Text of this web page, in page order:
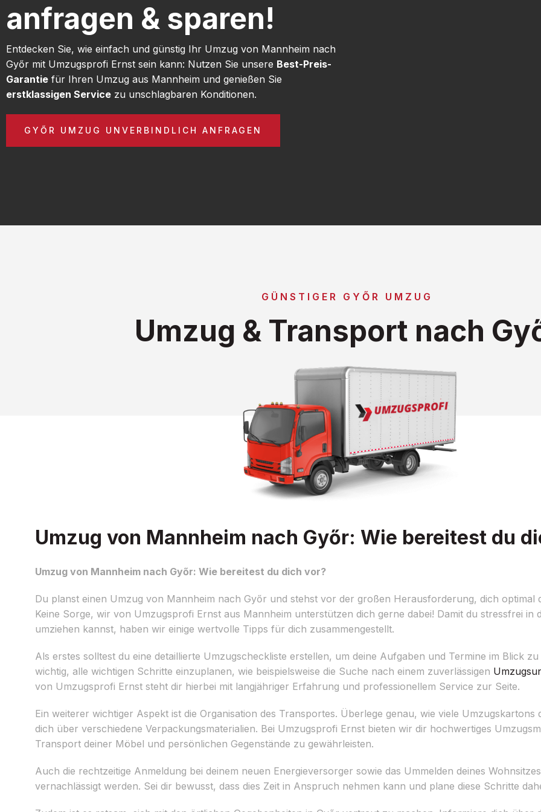
anfragen & sparen!
Entdecken Sie, wie einfach und günstig Ihr Umzug von Mannheim nach
Győr mit Umzugsprofi Ernst sein kann: Nutzen Sie unsere Best-Preis-
Garantie für Ihren Umzug aus Mannheim und genießen Sie
erstklassigen Service zu unschlagbaren Konditionen.
GYŐR UMZUG UNVERBINDLICH ANFRAGEN
GÜNSTIGER GYŐR UMZUG
Umzug & Transport nach
Umzug von Mannheim nach Győr: Wie bereitest du
Umzug von Mannheim nach Győr: Wie bereitest du dich vor?
Du planst einen Umzug von Mannheim nach Győr und stehst vor der großen Herausforderung, dich optimal
Keine Sorge, wir von Umzugsprofi Ernst aus Mannheim unterstützen dich gerne dabei! Damit du stressfrei in
umziehen kannst, haben wir einige wertvolle Tipps für dich zusammengestellt.
Als erstes solltest du eine detaillierte Umzugscheckliste erstellen, um deine Aufgaben und Termine im Blick
wichtig, alle wichtigen Schritte einzuplanen, wie beispielsweise die Suche nach einem zuverlässigen
von Umzugsprofi Ernst steht dir hierbei mit langjähriger Erfahrung und professionellem Service zur Seite.
Ein weiterer wichtiger Aspekt ist die Organisation des Transportes. Überlege genau, wie viele
dich über verschiedene Verpackungsmaterialien. Bei Umzugsprofi Ernst bieten wir dir hochwertiges
Transport deiner Möbel und persönlichen Gegenstände zu gewährleisten.
Auch die rechtzeitige Anmeldung bei deinem neuen Energieversorger sowie das Ummelden deines
vernachlässigt werden. Sei dir bewusst, dass dies Zeit in Anspruch nehmen kann und plane diese Schritte